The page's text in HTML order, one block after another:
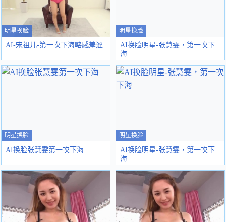
明星换脸
AI-宋祖儿-第一次下海略感羞涩
明星换脸
AI换脸明星-张慧雯，第一次下
海
明星换脸
AI换脸张慧雯第一次下海
明星换脸
AI换脸明星-张慧雯，第一次下
海